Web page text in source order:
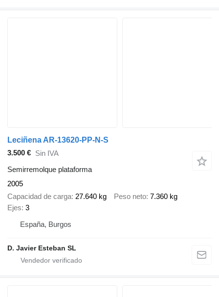
Leciñena AR-13620-PP-N-S
3.500 € Sin IVA
Semirremolque plataforma
2005
Capacidad de carga 27.640 kg Peso neto 7.360 kg
Ejes 3
España, Burgos
D. Javier Esteban SL